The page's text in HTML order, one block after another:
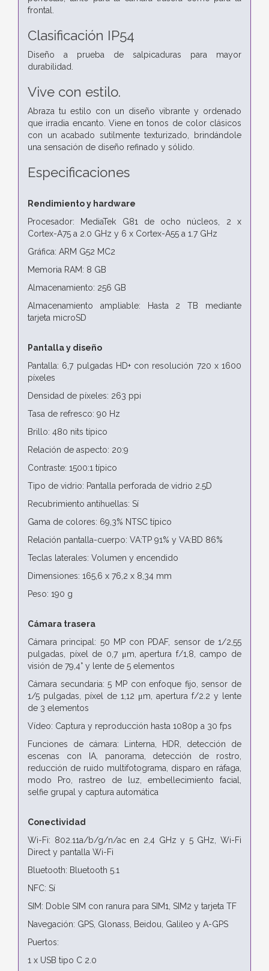
frontal.
Clasificación IP54
Diseño a prueba de salpicaduras para mayor
durabilidad.
Vive con estilo.
Abraza tu estilo con un diseño vibrante y ordenado
que irradia encanto. Viene en tonos de color clásicos
con un acabado sutilmente texturizado, brindándole
una sensación de diseño refinado y sólido.
Especificaciones
Rendimiento y hardware
Procesador: MediaTek G81 de ocho núcleos, 2 x
Cortex-A75 a 2.0 GHz y 6 x Cortex-A55 a 1.7 GHz
Gráfica: ARM G52 MC2
Memoria RAM: 8 GB
Almacenamiento: 256 GB
Almacenamiento ampliable: Hasta 2 TB mediante
tarjeta microSD
Pantalla y diseño
Pantalla: 6,7 pulgadas HD+ con resolución 720 x 1600
píxeles
Densidad de píxeles: 263 ppi
Tasa de refresco: 90 Hz
Brillo: 480 nits típico
Relación de aspecto: 20:9
Contraste: 1500:1 típico
Tipo de vidrio: Pantalla perforada de vidrio 2.5D
Recubrimiento antihuellas: Sí
Gama de colores: 69,3% NTSC típico
Relación pantalla-cuerpo: VA:TP 91% y VA:BD 86%
Teclas laterales: Volumen y encendido
Dimensiones: 165,6 x 76,2 x 8,34 mm
Peso: 190 g
Cámara trasera
Cámara principal: 50 MP con PDAF, sensor de 1/2,55
pulgadas, píxel de 0,7 μm, apertura f/1,8, campo de
visión de 79,4° y lente de 5 elementos
Cámara secundaria: 5 MP con enfoque fijo, sensor de
1/5 pulgadas, píxel de 1,12 μm, apertura f/2.2 y lente
de 3 elementos
Vídeo: Captura y reproducción hasta 1080p a 30 fps
Funciones de cámara: Linterna, HDR, detección de
escenas con IA, panorama, detección de rostro,
reducción de ruido multifotograma, disparo en ráfaga,
modo Pro, rastreo de luz, embellecimiento facial,
selfie grupal y captura automática
Conectividad
Wi-Fi: 802.11a/b/g/n/ac en 2,4 GHz y 5 GHz, Wi-Fi
Direct y pantalla Wi-Fi
Bluetooth: Bluetooth 5.1
NFC: Sí
SIM: Doble SIM con ranura para SIM1, SIM2 y tarjeta TF
Navegación: GPS, Glonass, Beidou, Galileo y A-GPS
Puertos:
1 x USB tipo C 2.0